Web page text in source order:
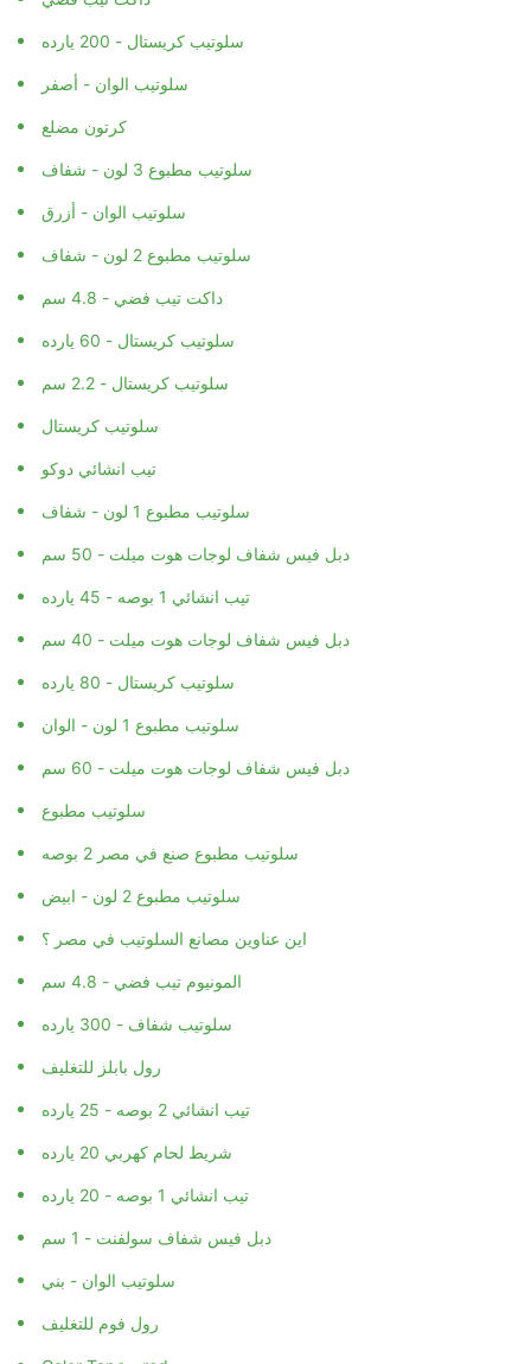
سلوتيب كريستال - 200 يارده
سلوتيب الوان - أصفر
كرتون مضلع
سلوتيب مطبوع 3 لون - شفاف
سلوتيب الوان - أزرق
سلوتيب مطبوع 2 لون - شفاف
داكت تيب فضي - 4.8 سم
سلوتيب كريستال - 60 يارده
سلوتيب كريستال - 2.2 سم
سلوتيب كريستال
تيب انشائي دوكو
سلوتيب مطبوع 1 لون - شفاف
دبل فيس شفاف لوجات هوت ميلت - 50 سم
تيب انشائي 1 بوصه - 45 يارده
دبل فيس شفاف لوجات هوت ميلت - 40 سم
سلوتيب كريستال - 80 يارده
سلوتيب مطبوع 1 لون - الوان
دبل فيس شفاف لوجات هوت ميلت - 60 سم
سلوتيب مطبوع
سلوتيب مطبوع صنع في مصر 2 بوصه
سلوتيب مطبوع 2 لون - ابيض
اين عناوين مصانع السلوتيب في مصر ؟
المونيوم تيب فضي - 4.8 سم
سلوتيب شفاف - 300 يارده
رول بابلز للتغليف
تيب انشائي 2 بوصه - 25 يارده
شريط لحام كهربي 20 يارده
تيب انشائي 1 بوصه - 20 يارده
دبل فيس شفاف سولفنت - 1 سم
سلوتيب الوان - بني
رول فوم للتغليف
Color Tape - red